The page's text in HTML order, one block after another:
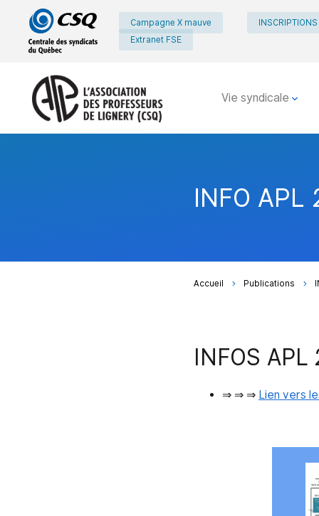
Passer
menu
principal
Passer
contenu
Campagne X mauve
INSCRIPTIONS
Extranet FSE
Vie syndicale
INFO
Accueil Publications
INFOS
⇒ ⇒ ⇒ Lien vers